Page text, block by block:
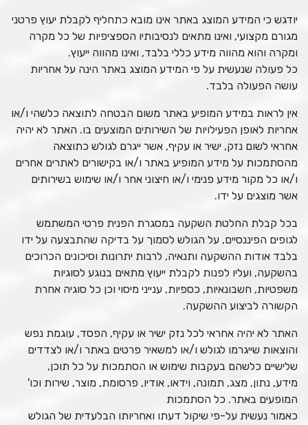
יודגש כי המידע המוצג באתר אינו מובא כתחליף לקבלת יעוץ פרטני
מגורם מקצועי, ואינו מתאים לנסיבותיו הספציפיות של כל מקרה
ומקרה והוא מהווה מידע כללי בלבד, ואינו מהווה ייעוץ.
כל פעולה שנעשית על פי המידע המוצג באתר הינה על אחריות
עושה הפעולה בלבד.
אין לראות במידע המופיע באתר משום הבטחה לתוצאה כלשהי ו/או
אחריות לאופן הפעילויות של השירותים המוצעים בו. האתר לא יהיה
אחראי לשום נזק, ישיר או עקיף, אשר ייגרם לגולש כתוצאה
מהסתמכות על מידע המופיע באתר ו/או בקישורים לאתרים אחרים
ו/או כל מקור מידע פנימי ו/או חיצוני אחר ו/או שימוש בשירותים
אשר מוצגים על ידו.
בכל קבלת החלטת השקעה במסגרת הפנית פרטי המשתמש
לגופים הפיננסיים, על הגולש לסמוך על בדיקה שהתבצעה על ידו
בלבד אודות ההשקעה ותנאיה, לרבות יתרונות וסיכונים הכרוכים
בהשקעה, ועליו לפנות לקבלת ייעוץ מתאים בנוגע לסוגיות
משפטיות, חשבונאיות, כספיות, ענייני מיסוי וכן כל סוגיה אחרת
הקשורה לביצוע ההשקעה.
האתר לא יהיה אחראי לכל נזק ישיר או עקיף, הפסד, עוגמת נפש
והוצאות שייגרמו לגולש ו/או למשאיר פרטים באתר ו/או לצדדים
שלישיים כלשהם בעקבות שימוש או הסתמכות על כל תוכן,
מידע, נתון, מצג, תמונה, וידאו, אודיו, פרסומת, מוצר, שירות וכו'
המופעים באתר. כל הסתמכות
כאמור נעשית על-פי שיקול דעתו ואחריותו הבלעדית של הגולש